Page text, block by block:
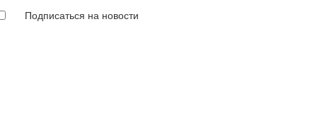
Подписаться на новости